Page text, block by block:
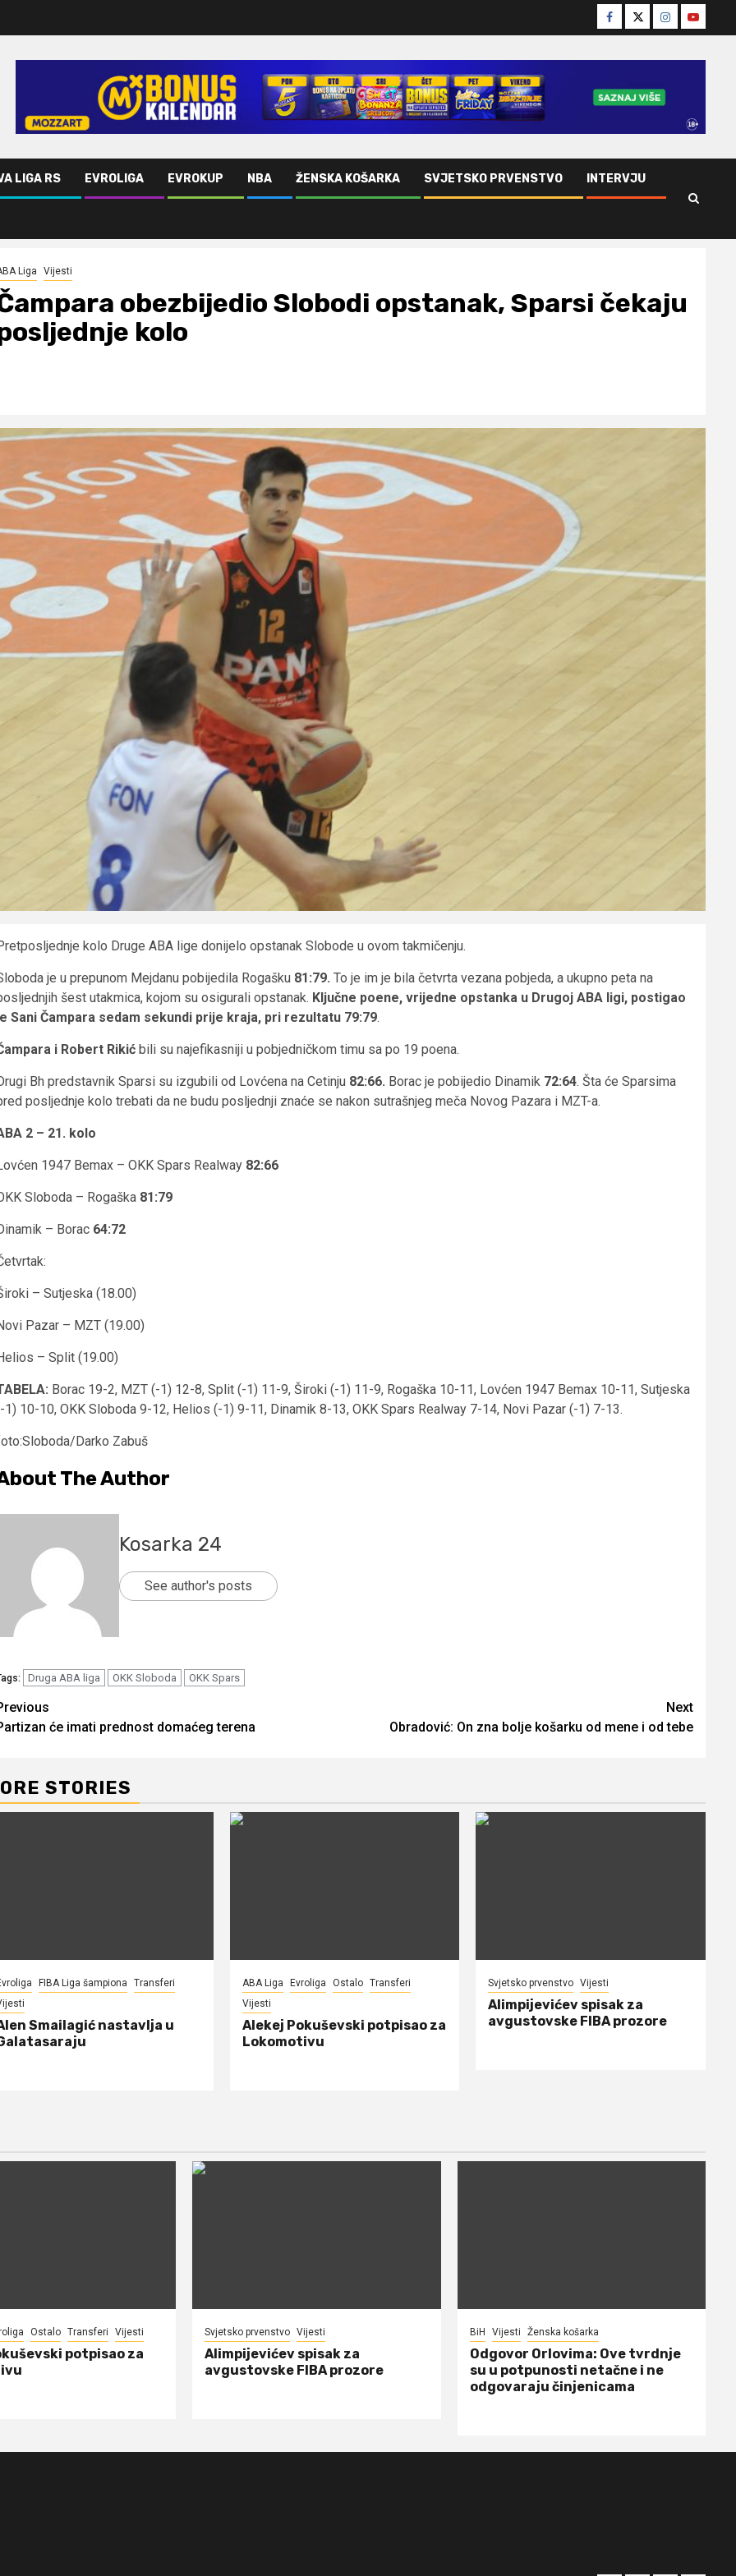
Facebook
TwitterInstagram
Youtube
LIGA RS EVROLIGA EVROKUP NBA ŽENSKA KOŠARKA SVJETSKO PRVENSTVO INTERVJU
Liga Vijesti
obezbijedio Slobodi opstanak, Sparsi čekaju
kolo
kolo Druge ABA lige donijelo opstanak Slobode u ovom takmičenju.
je u prepunom Mejdanu pobijedila Rogašku 81:79. To je im je bila četvrta vezana pobjeda, a ukupno peta na
šest utakmica, kojom su osigurali opstanak. Ključne poene, vrijedne opstanka u Drugoj ABA ligi, postigao
Sani Čampara sedam sekundi prije kraja, pri rezultatu 79:79.
i Robert Rikić bili su najefikasniji u pobjedničkom timu sa po 19 poena.
Bh predstavnik Sparsi su izgubili od Lovćena na Cetinju 82:66. Borac je pobijedio Dinamik 72:64. Šta će Sparsima
posljednje kolo trebati da ne budu posljednji znaće se nakon sutrašnjeg meča Novog Pazara i MZT-a.
2 – 21. kolo
1947 Bemax – OKK Spars Realway 82:66
Sloboda – Rogaška 81:79
– Borac 64:72
– Sutjeska (18.00)
Pazar – MZT (19.00)
– Split (19.00)
Borac 19-2, MZT (-1) 12-8, Split (-1) 11-9, Široki (-1) 11-9, Rogaška 10-11, Lovćen 1947 Bemax 10-11, Sutjeska
1) 10-10, OKK Sloboda 9-12, Helios (-1) 9-11, Dinamik 8-13, OKK Spars Realway 7-14, Novi Pazar (-1) 7-13.
Darko Zabuš
The Author
Kosarka 24
See author's posts
Druga ABA liga OKK Sloboda OKK Spars
će imati prednost domaćeg terena
Next
Obradović: On zna bolje košarku od mene i od tebe
STORIES
FIBA Liga šampiona
Transferi
Smailagić nastavlja u
ABA Liga Evroliga Ostalo Transferi
Vijesti
Alekej Pokuševski potpisao za
Lokomotivu
Svjetsko prvenstvo Vijesti
Alimpijevićev spisak za
avgustovske FIBA prozore
Ostalo Transferi Vijesti
potpisao za
Svjetsko prvenstvo Vijesti
Alimpijevićev spisak za
avgustovske FIBA prozore
BiH Vijesti Ženska košarka
Odgovor Orlovima: ​Ove tvrdnje
su u potpunosti netačne i ne
odgovaraju činjenicama